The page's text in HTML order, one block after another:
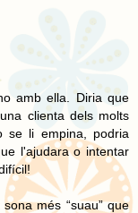
amb ella. Diria que
clienta dels molts
se li empina, podria
l'ajudara o intentar
més “suau” que